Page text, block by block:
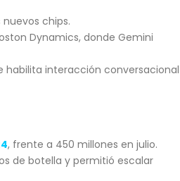
chips.
Dynamics, donde Gemini
habilita interacción conversacional
, frente a 450 millones en julio.
de botella y permitió escalar